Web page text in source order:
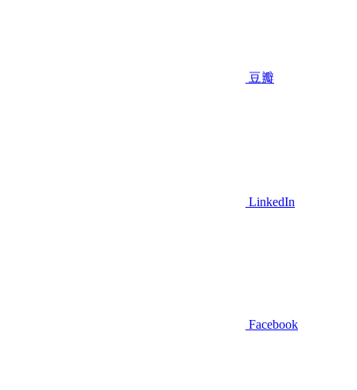
豆瓣
LinkedIn
Facebook